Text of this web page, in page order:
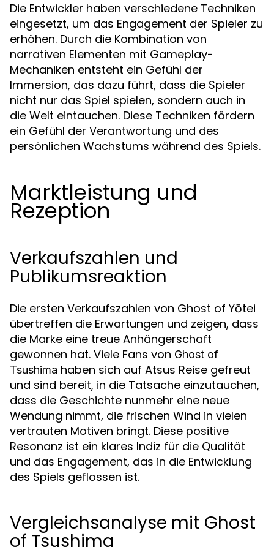
Die Entwickler haben verschiedene Techniken
eingesetzt, um das Engagement der Spieler zu
erhöhen. Durch die Kombination von
narrativen Elementen mit Gameplay-
Mechaniken entsteht ein Gefühl der
Immersion, das dazu führt, dass die Spieler
nicht nur das Spiel spielen, sondern auch in
die Welt eintauchen. Diese Techniken fördern
ein Gefühl der Verantwortung und des
persönlichen Wachstums während des Spiels.
Marktleistung und
Rezeption
Verkaufszahlen und
Publikumsreaktion
Die ersten Verkaufszahlen von Ghost of Yōtei
übertreffen die Erwartungen und zeigen, dass
die Marke eine treue Anhängerschaft
gewonnen hat. Viele Fans von Ghost of
Tsushima haben sich auf Atsus Reise gefreut
und sind bereit, in die Tatsache einzutauchen,
dass die Geschichte nunmehr eine neue
Wendung nimmt, die frischen Wind in vielen
vertrauten Motiven bringt. Diese positive
Resonanz ist ein klares Indiz für die Qualität
und das Engagement, das in die Entwicklung
des Spiels geflossen ist.
Vergleichsanalyse mit Ghost
of Tsushima